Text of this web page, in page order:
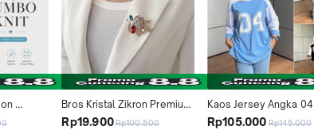
Bros Kristal Zikron Premium
Earth Tone Mewah Elegant
Rp19.900Rp100.500
Kaos Jersey Angka 04
Baseball Wanita Atasan
Rp105.000 Rp145.000